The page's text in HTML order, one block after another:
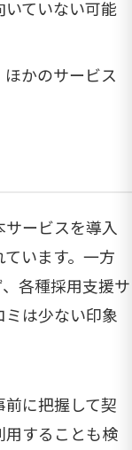
ていない可能
かのサービス
ービスを導入
います。一方
各種採用支援サ
は少ない印象
に把握して契
することも検